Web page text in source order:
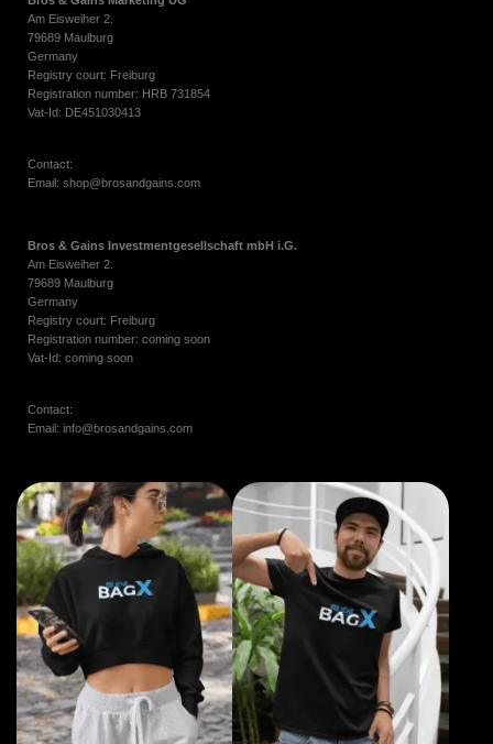
Am Eisweiher 2.
79689 Maulburg
Germany
Registry court: Freiburg
Registration number: HRB 731854
Vat-Id: DE451030413
Contact:
Email: shop@brosandgains.com
Bros & Gains Investmentgesellschaft mbH i.G.
Am Eisweiher 2.
79689 Maulburg
Germany
Registry court: Freiburg
Registration number: coming soon
Vat-Id: coming soon
Contact:
Email: info@brosandgains.com